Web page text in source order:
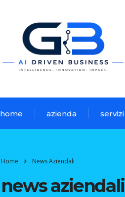
home azienda servizi
Home News Aziendali
news aziendali